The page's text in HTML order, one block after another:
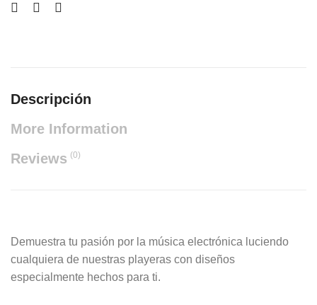
Descripción
More Information
Reviews(0)
Demuestra tu pasión por la música electrónica luciendo
cualquiera de nuestras playeras con diseños
especialmente hechos para ti.